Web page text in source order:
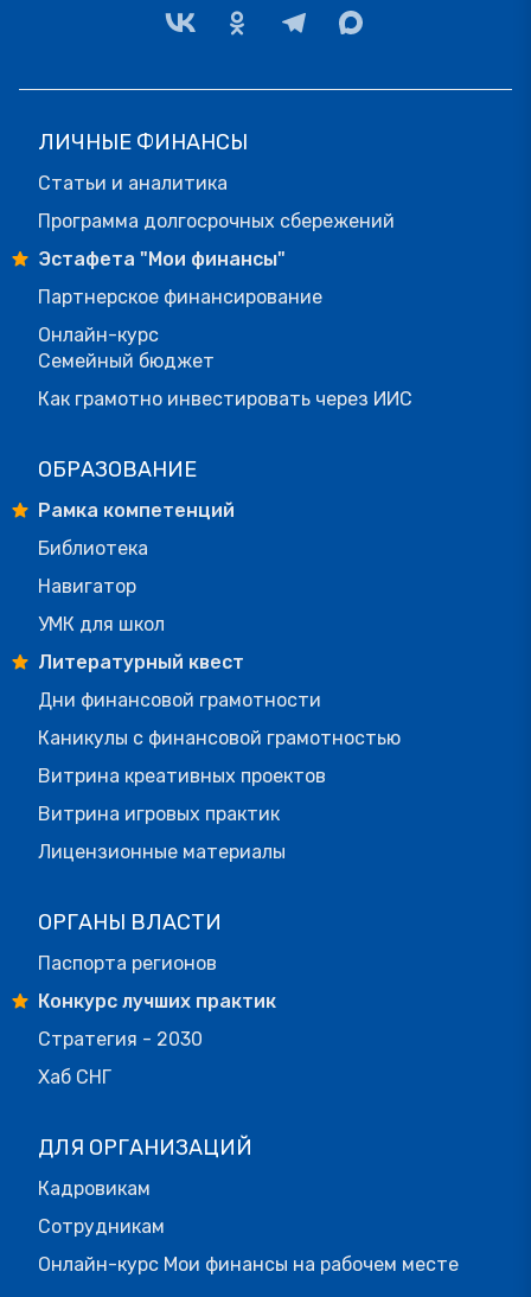
ЛИЧНЫЕ ФИНАНСЫ
Статьи и аналитика
Программа долгосрочных сбережений
Эстафета "Мои финансы"
Партнерское финансирование
Онлайн-курс
Семейный бюджет
Как грамотно инвестировать через ИИС
ОБРАЗОВАНИЕ
Рамка компетенций
Библиотека
Навигатор
УМК для школ
Литературный квест
Дни финансовой грамотности
Каникулы с финансовой грамотностью
Витрина креативных проектов
Витрина игровых практик
Лицензионные материалы
ОРГАНЫ ВЛАСТИ
Паспорта регионов
Конкурс лучших практик
Стратегия - 2030
Хаб СНГ
ДЛЯ ОРГАНИЗАЦИЙ
Кадровикам
Сотрудникам
Онлайн-курс Мои финансы на рабочем месте